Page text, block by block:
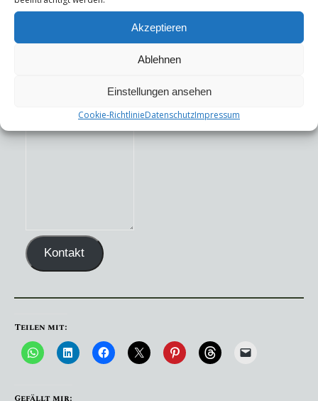
Akzeptieren
Ablehnen
Einstellungen ansehen
Cookie-RichtlinieDatenschutzImpressum
Kontakt
Teilen mit:
Gefällt mir: